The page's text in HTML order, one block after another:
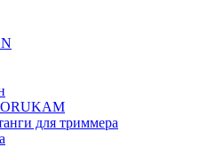
для триммера